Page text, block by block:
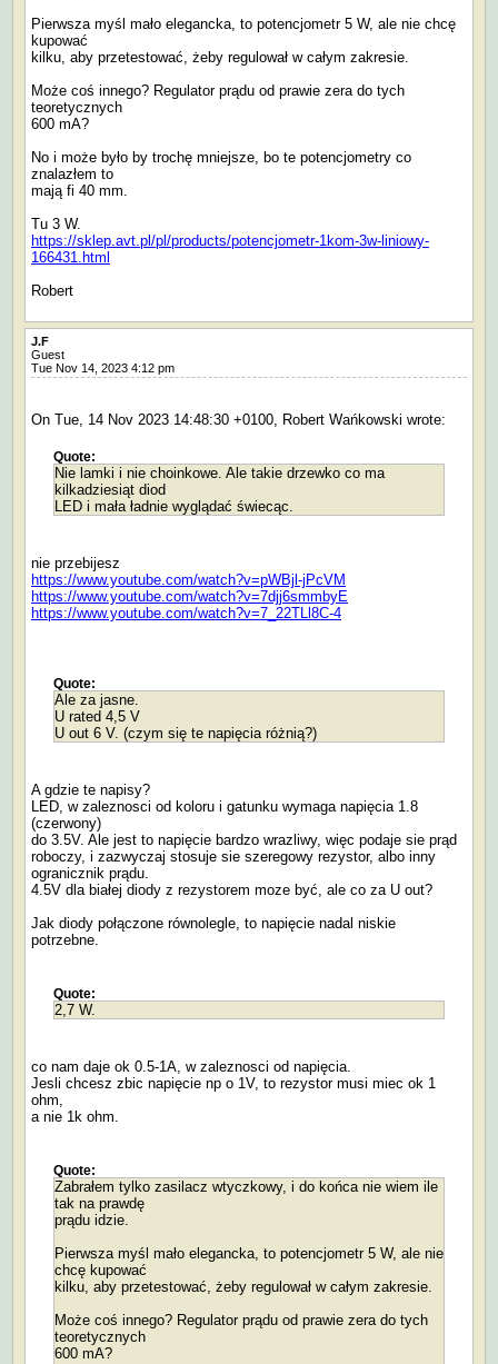
Pierwsza myśl mało elegancka, to potencjometr 5 W, ale nie chcę
kupować
kilku, aby przetestować, żeby regulował w całym zakresie.
Może coś innego? Regulator prądu od prawie zera do tych
teoretycznych
600 mA?
No i może było by trochę mniejsze, bo te potencjometry co
znalazłem to
mają fi 40 mm.
Tu 3 W.
https://sklep.avt.pl/pl/products/potencjometr-1kom-3w-liniowy-
166431.html
Robert
J.F
Guest
Tue Nov 14, 2023 4:12 pm
On Tue, 14 Nov 2023 14:48:30 +0100, Robert Wańkowski wrote:
Quote:
Nie lamki i nie choinkowe. Ale takie drzewko co ma
kilkadziesiąt diod
LED i mała ładnie wyglądać świecąc.
nie przebijesz
https://www.youtube.com/watch?v=pWBjl-jPcVM
https://www.youtube.com/watch?v=7djj6smmbyE
https://www.youtube.com/watch?v=7_22TLl8C-4
Quote:
Ale za jasne.
U rated 4,5 V
U out 6 V. (czym się te napięcia różnią?)
A gdzie te napisy?
LED, w zaleznosci od koloru i gatunku wymaga napięcia 1.8
(czerwony)
do 3.5V. Ale jest to napięcie bardzo wrazliwy, więc podaje sie prąd
roboczy, i zazwyczaj stosuje sie szeregowy rezystor, albo inny
ogranicznik prądu.
4.5V dla białej diody z rezystorem moze być, ale co za U out?
Jak diody połączone równolegle, to napięcie nadal niskie
potrzebne.
Quote:
2,7 W.
co nam daje ok 0.5-1A, w zaleznosci od napięcia.
Jesli chcesz zbic napięcie np o 1V, to rezystor musi miec ok 1
ohm,
a nie 1k ohm.
Quote:
Zabrałem tylko zasilacz wtyczkowy, i do końca nie wiem ile
tak na prawdę
prądu idzie.
Pierwsza myśl mało elegancka, to potencjometr 5 W, ale nie
chcę kupować
kilku, aby przetestować, żeby regulował w całym zakresie.
Może coś innego? Regulator prądu od prawie zera do tych
teoretycznych
600 mA?